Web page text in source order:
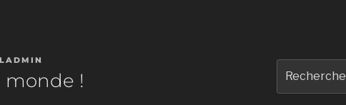
monde !
pour
: